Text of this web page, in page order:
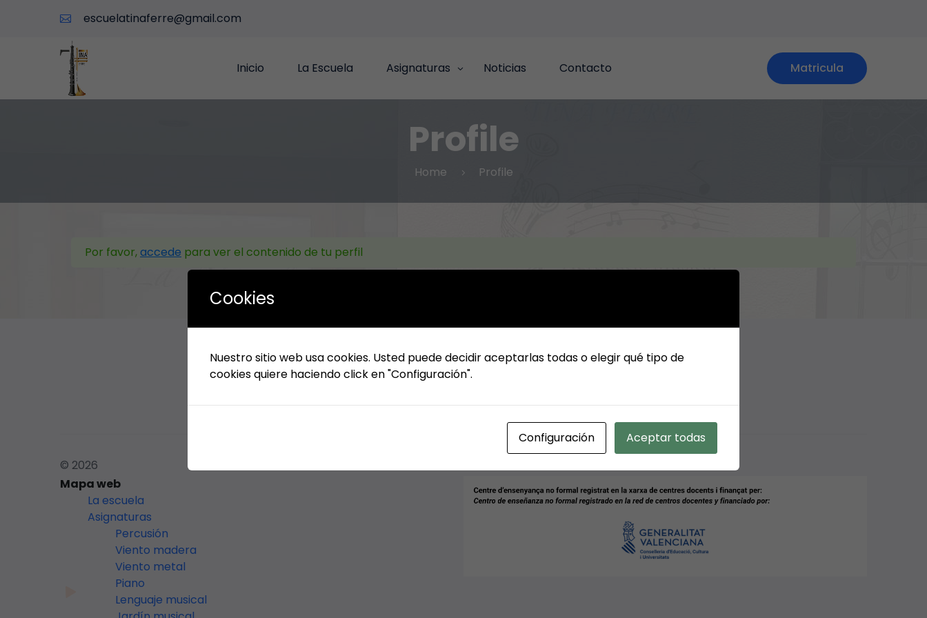
escuelatinaferre@gmail.com
Inicio La Escuela Asignaturas Noticias Contacto Matricula
Profile
Home Profile
Por favor,accede para ver el contenido de tu perfil
© 2026
Mapa web
La escuela
Asignaturas
Percusión
Viento madera
Viento metal
Piano
Lenguaje musical
Cookies
Nuestro sitio web usa cookies. Usted puede decidir aceptarlas todas o elegir qué tipo de
cookies quiere haciendo click en "Configuración".
Configuración Aceptar todas